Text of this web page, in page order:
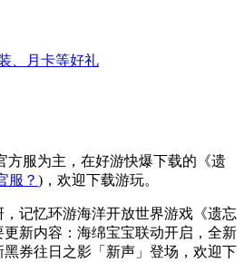
、月卡等好礼
服为主，在好游快爆下载的《遗
服？ )，欢迎下载游玩。
记忆环游海洋开放世界游戏《遗忘
新内容：海绵宝宝联动开启，全新
券往日之影「新声」登场，欢迎下